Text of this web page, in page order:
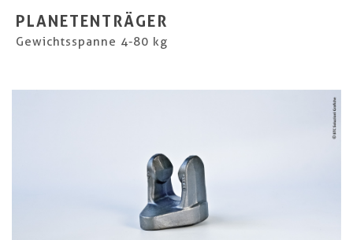
PLANETENTRÄGER
Gewichtsspanne 4-80 kg